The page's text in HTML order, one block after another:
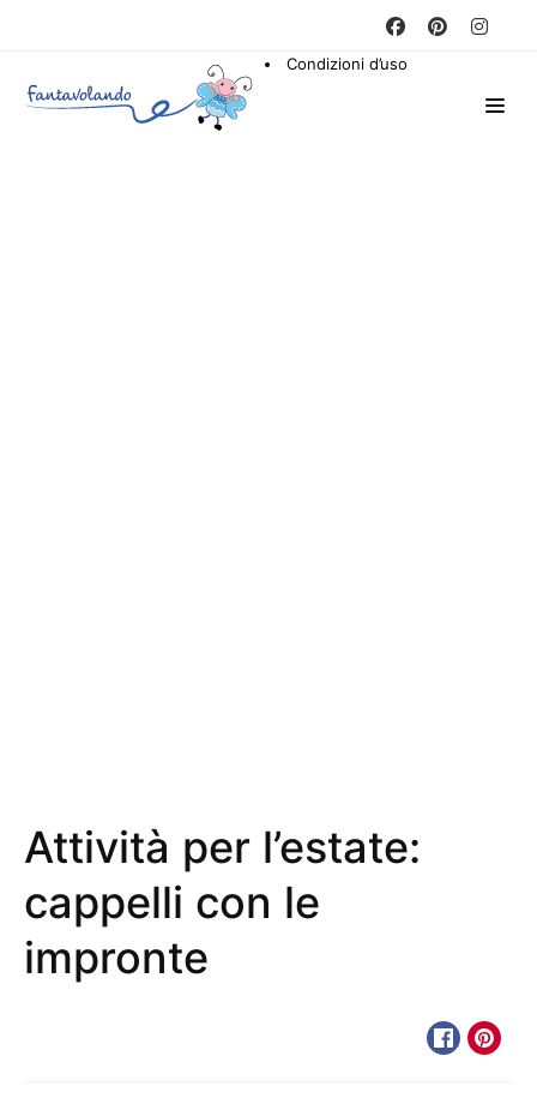
Condizioni d’uso
Attività per l’estate:
cappelli con le
impronte